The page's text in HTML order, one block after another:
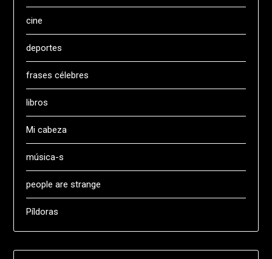
cine
deportes
frases célebres
libros
Mi cabeza
música-s
people are strange
Píldoras